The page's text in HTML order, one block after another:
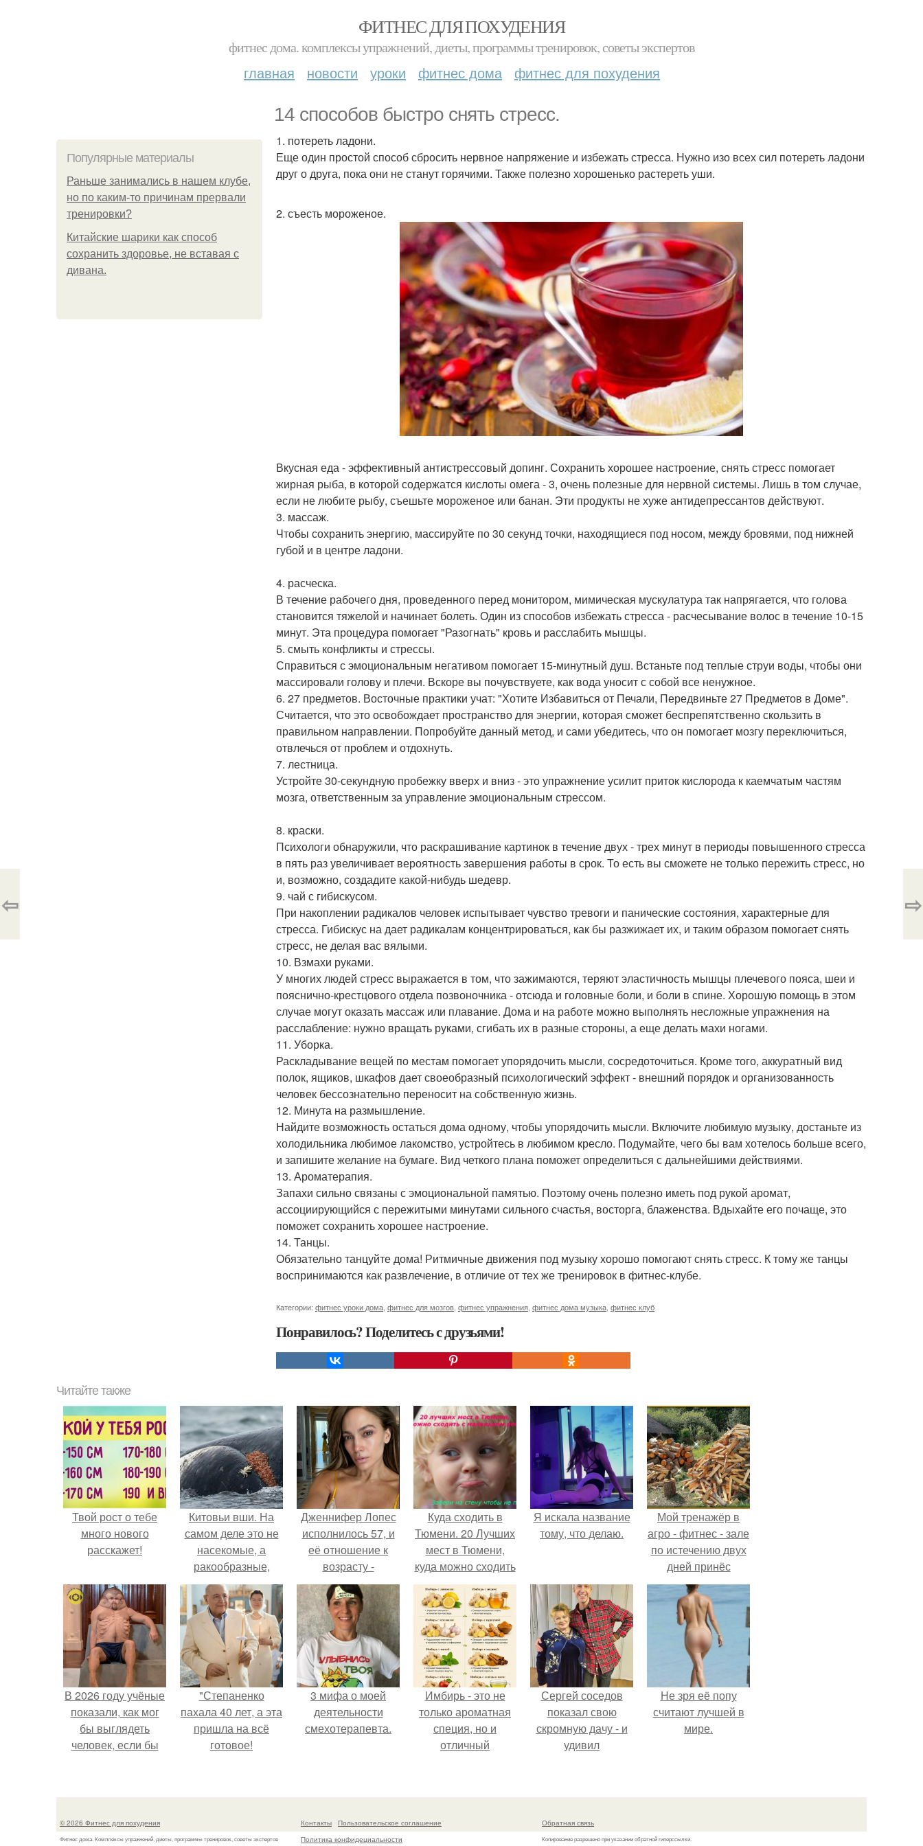
ФИТНЕС ДЛЯ ПОХУДЕНИЯ
фитнес дома. комплексы упражнений, диеты, программы тренировок, советы экспертов
главная новости уроки фитнес дома фитнес для похудения
14 способов быстро снять стресс.
Популярные материалы
Раньше занимались в нашем клубе,
но по каким-то причинам прервали
тренировки?
Китайские шарики как способ
сохранить здоровье, не вставая с
дивана.
1. потереть ладони.
Еще один простой способ сбросить нервное напряжение и избежать стресса. Нужно изо всех сил потереть ладони
друг о друга, пока они не станут горячими. Также полезно хорошенько растереть уши.
2. съесть мороженое.
Вкусная еда - эффективный антистрессовый допинг. Сохранить хорошее настроение, снять стресс помогает
жирная рыба, в которой содержатся кислоты омега - 3, очень полезные для нервной системы. Лишь в том случае,
если не любите рыбу, съешьте мороженое или банан. Эти продукты не хуже антидепрессантов действуют.
3. массаж.
Чтобы сохранить энергию, массируйте по 30 секунд точки, находящиеся под носом, между бровями, под нижней
губой и в центре ладони.
4. расческа.
В течение рабочего дня, проведенного перед монитором, мимическая мускулатура так напрягается, что голова
становится тяжелой и начинает болеть. Один из способов избежать стресса - расчесывание волос в течение 10-15
минут. Эта процедура помогает "Разогнать" кровь и расслабить мышцы.
5. смыть конфликты и стрессы.
Справиться с эмоциональным негативом помогает 15-минутный душ. Встаньте под теплые струи воды, чтобы они
массировали голову и плечи. Вскоре вы почувствуете, как вода уносит с собой все ненужное.
6. 27 предметов. Восточные практики учат: "Хотите Избавиться от Печали, Передвиньте 27 Предметов в Доме".
Считается, что это освобождает пространство для энергии, которая сможет беспрепятственно скользить в
правильном направлении. Попробуйте данный метод, и сами убедитесь, что он помогает мозгу переключиться,
отвлечься от проблем и отдохнуть.
7. лестница.
Устройте 30-секундную пробежку вверх и вниз - это упражнение усилит приток кислорода к каемчатым частям
мозга, ответственным за управление эмоциональным стрессом.
8. краски.
Психологи обнаружили, что раскрашивание картинок в течение двух - трех минут в периоды повышенного стресса
в пять раз увеличивает вероятность завершения работы в срок. То есть вы сможете не только пережить стресс, но
и, возможно, создадите какой-нибудь шедевр.
9. чай с гибискусом.
При накоплении радикалов человек испытывает чувство тревоги и панические состояния, характерные для
стресса. Гибискус на дает радикалам концентрироваться, как бы разжижает их, и таким образом помогает снять
стресс, не делая вас вялыми.
10. Взмахи руками.
У многих людей стресс выражается в том, что зажимаются, теряют эластичность мышцы плечевого пояса, шеи и
пояснично-крестцового отдела позвоночника - отсюда и головные боли, и боли в спине. Хорошую помощь в этом
случае могут оказать массаж или плавание. Дома и на работе можно выполнять несложные упражнения на
расслабление: нужно вращать руками, сгибать их в разные стороны, а еще делать махи ногами.
11. Уборка.
Раскладывание вещей по местам помогает упорядочить мысли, сосредоточиться. Кроме того, аккуратный вид
полок, ящиков, шкафов дает своеобразный психологический эффект - внешний порядок и организованность
человек бессознательно переносит на собственную жизнь.
12. Минута на размышление.
Найдите возможность остаться дома одному, чтобы упорядочить мысли. Включите любимую музыку, достаньте из
холодильника любимое лакомство, устройтесь в любимом кресло. Подумайте, чего бы вам хотелось больше всего,
и запишите желание на бумаге. Вид четкого плана поможет определиться с дальнейшими действиями.
13. Ароматерапия.
Запахи сильно связаны с эмоциональной памятью. Поэтому очень полезно иметь под рукой аромат,
ассоциирующийся с пережитыми минутами сильного счастья, восторга, блаженства. Вдыхайте его почаще, это
поможет сохранить хорошее настроение.
14. Танцы.
Обязательно танцуйте дома! Ритмичные движения под музыку хорошо помогают снять стресс. К тому же танцы
воспринимаются как развлечение, в отличие от тех же тренировок в фитнес-клубе.
Категории: фитнес уроки дома фитнес для мозгов фитнес упражнения фитнес дома музыка фитнес клуб
Понравилось? Поделитесь с друзьями!
⇦ ⇨
Читайте также
Твой рост о тебе
много нового
расскажет!
Китовьи вши. На
самом деле это не
насекомые, а
ракообразные,
относящиеся к
бокоплавам.
Дженнифер Лопес
исполнилось 57, и
её отношение к
возрасту -
настоящий
манифест
уверенности: "не
говорите, что я
отлично выгляжу
для 57.
Куда сходить в
Тюмени. 20 Лучших
мест в Тюмени,
куда можно сходить
с маленьким
ребенком
Я искала название
тому, что делаю.
Мой тренажёр в
агро - фитнес - зале
по истечению двух
дней принёс
ощутимый
результат.
В 2026 году учёные
показали, как мог
бы выглядеть
человек, если бы
специально для
автокатастpoфах.
"Степаненко
пахала 40 лет, а эта
пришла на всё
готовое!
3 мифа о моей
деятельности
смехотерапевта.
Имбирь - это не
только ароматная
специя, но и
отличный
и блюд.
Сергей соседов
показал свою
скромную дачу - и
удивил
Не зря её попу
считают лучшей в
мире.
© 2026 Фитнес для похудения
Фитнес дома. Комплексы упражнений, диеты, программы тренировок, советы экспертов
Контакты
Пользовательское соглашение
Политика конфидециальности
Обратная связь
Копирование разрешено при указании обратной гиперссылки.